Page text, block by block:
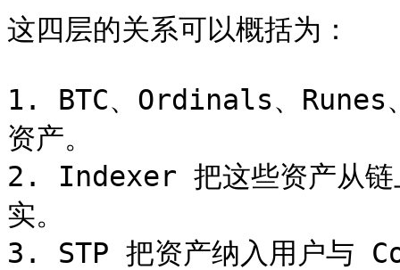
这四层的关系可以概括为：
1. BTC、Ordinals、Runes
资产。
2. Indexer 把这些资产从链
实。
3. STP 把资产纳入用户与